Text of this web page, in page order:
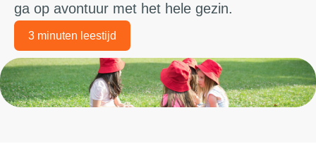
ga op avontuur met het hele gezin.
3 minuten leestijd